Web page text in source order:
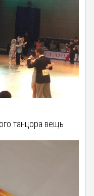
танцора вещь